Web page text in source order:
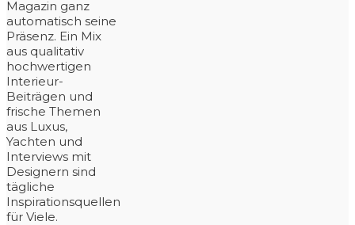
Magazin ganz
automatisch seine
Präsenz. Ein Mix
aus qualitativ
hochwertigen
Interieur-
Beiträgen und
frische Themen
aus Luxus,
Yachten und
Interviews mit
Designern sind
tägliche
Inspirationsquellen
für Viele.